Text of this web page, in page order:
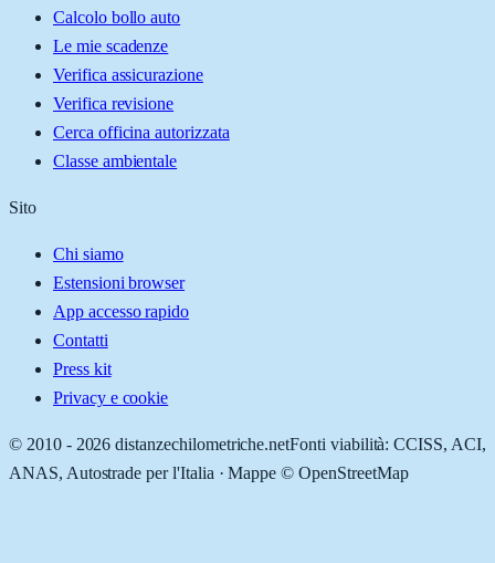
Calcolo bollo auto
Le mie scadenze
Verifica assicurazione
Verifica revisione
Cerca officina autorizzata
Classe ambientale
Sito
Chi siamo
Estensioni browser
App accesso rapido
Contatti
Press kit
Privacy e cookie
© 2010 - 2026 distanzechilometriche.netFonti viabilità: CCISS, ACI,
ANAS, Autostrade per l'Italia · Mappe © OpenStreetMap